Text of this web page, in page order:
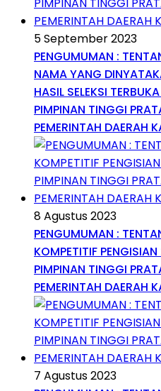
5 September 2023
PENGUMUMAN :
NAMA YANG
HASIL SELEKSI
PIMPINAN TINGGI
PEMERINTAH DAERAH
8 Agustus 2023
PENGUMUMAN :
KOMPETITIF
PIMPINAN TINGGI
PEMERINTAH DAERAH
7 Agustus 2023